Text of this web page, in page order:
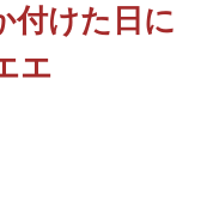
付けた日に
エ